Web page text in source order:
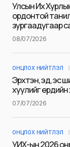
тэмдэглэсэн
Сэтгэгдэл*
Name
Улсын Их
ордонтой
зургаадугаар
08/07/2026
ОНЦЛОХ НИЙТЛЭЛ
Эрхтэн, эд, эс
хуулийг
07/07/2026
ОНЦЛОХ НИЙТЛЭЛ
УИХ-ын 2026